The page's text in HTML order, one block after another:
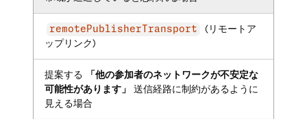
remotePublisherTransport
(リモートア
ップリンク)
提案する
「他の参加者のネットワークが不安定な
可能性があります」
送信経路に制約があるように
見える場合